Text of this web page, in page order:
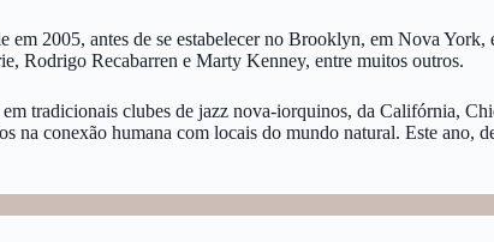
2005, antes de se estabelecer no Brooklyn, em Nova
Rodrigo Recabarren e Marty Kenney, entre muitos outros.
tradicionais clubes de jazz nova-iorquinos, da Califórnia,
na conexão humana com locais do mundo natural. Este ano,